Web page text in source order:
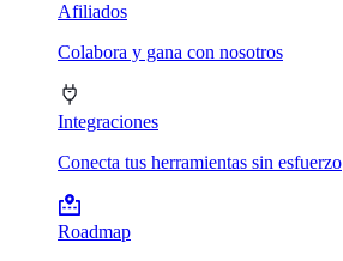
Afiliados
Colabora y gana con nosotros
Integraciones
Conecta tus herramientas sin esfuerzo
Roadmap